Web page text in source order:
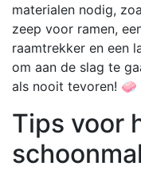
materialen nodig,
zeep voor ramen,
raamtrekker en een
om aan de slag te
als nooit tevoren! 🧼
Tips voor